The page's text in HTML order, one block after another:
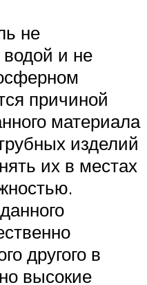
не
водой и не
причиной
материала
изделий
их в местах
другого в
высокие